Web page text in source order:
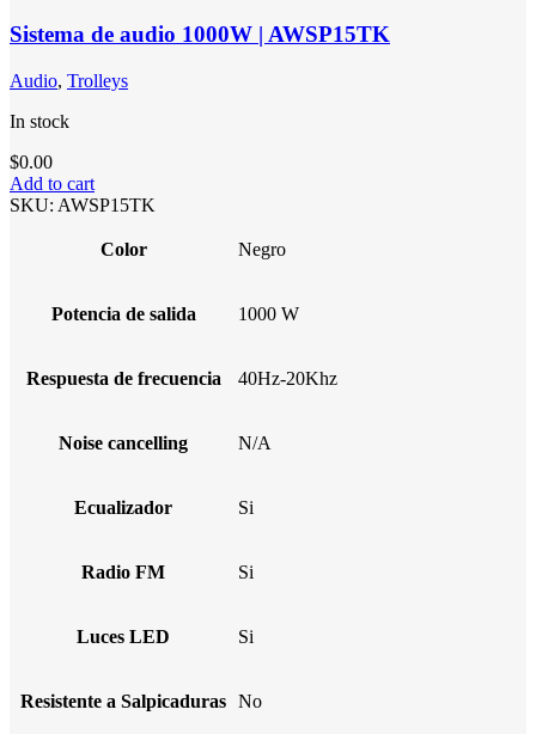
Sistema de audio 1000W | AWSP15TK
Audio, Trolleys
In stock
$0.00
Add to cart
SKU: AWSP15TK
Color Negro
Potencia de salida 1000 W
Respuesta de frecuencia 40Hz-20Khz
Noise cancelling N/A
Ecualizador Si
Radio FM Si
Luces LED Si
Resistente a Salpicaduras No